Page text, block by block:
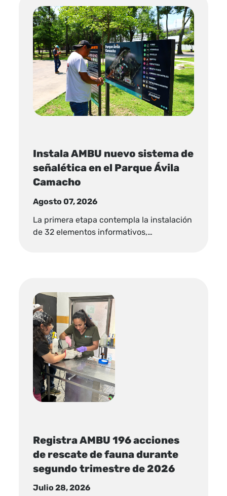
Instala AMBU nuevo sistema de
señalética en el Parque Ávila
Camacho
Agosto 07, 2026
La primera etapa contempla la instalación
de 32 elementos informativos,…
Registra AMBU 196 acciones
de rescate de fauna durante
segundo trimestre de 2026
Julio 28, 2026